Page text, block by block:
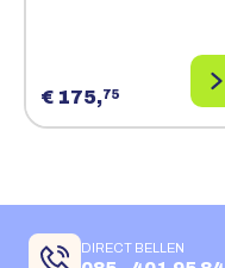
€ 175,75
DIRECT BELLEN